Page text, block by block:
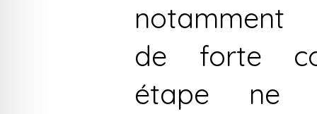
de forte
étape ne